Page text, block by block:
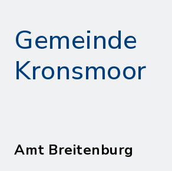
Gemeinde
Kronsmoor
Amt Breitenburg